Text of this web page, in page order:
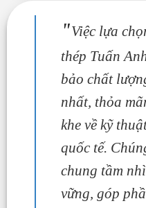
"Việc lựa
thép Tuấn
bảo chất
nhất, thỏa
khe về kỹ
quốc tế.
chung tầm
vững, góp